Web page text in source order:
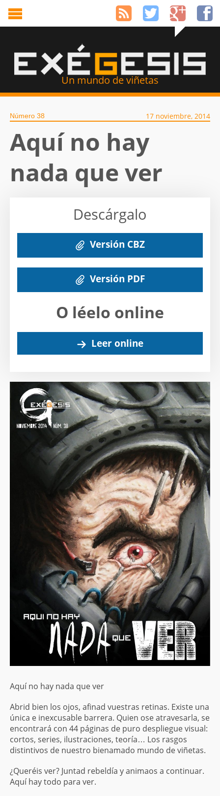
Un mundo de viñetas
Número 38 17 noviembre, 2014
Aquí no hay
nada que ver
Descárgalo
Versión CBZ
Versión PDF
O léelo online
Leer online
Aquí no hay nada que ver
Abrid bien los ojos, afinad vuestras retinas. Existe una
única e inexcusable barrera. Quien ose atravesarla, se
encontrará con 44 páginas de puro despliegue visual:
cortos, series, ilustraciones, teoría… Los rasgos
distintivos de nuestro bienamado mundo de viñetas.
¿Queréis ver? Juntad rebeldía y animaos a continuar.
Aquí hay todo para ver.